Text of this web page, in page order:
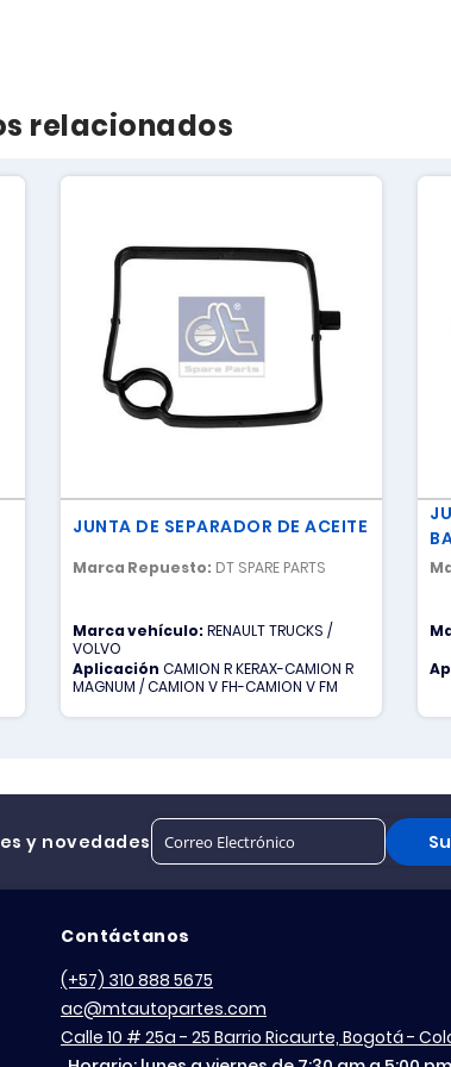
relacionados
JUNTA DE SEPARADOR DE ACEITE
Marca Repuesto: DT SPARE PARTS
Marca vehículo:RENAULT TRUCKS /
VOLVO
Aplicación CAMION R KERAX-CAMION R
MAGNUM / CAMION V FH-CAMION V FM
y novedades
Contáctanos
(+57) 310 888 5675
ac@mtautopartes.com
Calle 10 # 25a - 25 Barrio Ricaurte, Bogotá -